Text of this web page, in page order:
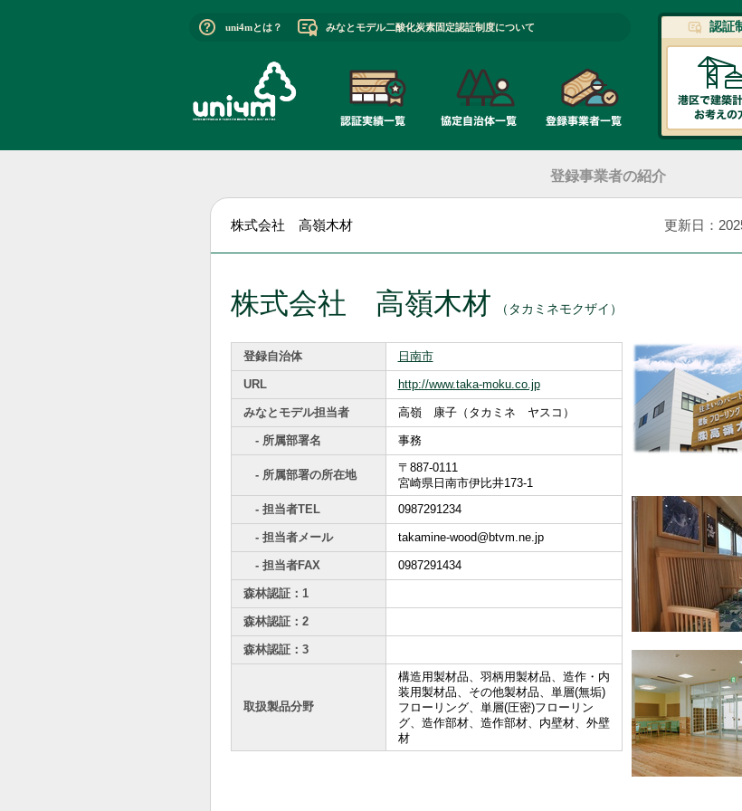
uni4mとは？ みなとモデル二酸化炭素固定認証制度について 認証
登録事業者の紹介
株式会社 高嶺木材 更新日：
株式会社 高嶺木材 （タカミネモクザイ）
登録自治体 日南市
URL http://www.taka-moku.co.jp
みなとモデル担当者 高嶺 康子（タカミネ ヤスコ）
- 所属部署名 事務
- 所属部署の所在地
〒887-0111
宮崎県日南市伊比井173-1
- 担当者TEL
0987291234
- 担当者メール takamine-wood@btvm.ne.jp
- 担当者FAX 0987291434
森林認証：1
森林認証：2
森林認証：3
取扱製品分野
構造用製材品、羽柄用製材品、造作・内
装用製材品、その他製材品、単層(無垢)
フローリング、単層(圧密)フローリン
グ、造作部材、造作部材、内壁材、外壁
材